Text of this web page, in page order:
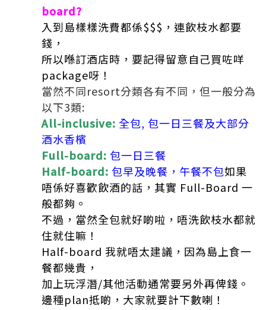
board?
入到島樣樣洗費都係$$$，連飲枝水都要
錢，
所以喺訂酒店時，要記得留意自己買咗咩
package呀！
當然不同resort分類各有不同，但一般分為
以下3類:
All-inclusive: 全包, 包一日三餐及大部分
酒水香檳
Full-board: 包一日三餐
Half-board: 包早及晚餐，午餐不包如果
唔係好喜歡飲酒的話，其實 Full-Board 一
般都夠。
不過，當然全包就好啲啦，唔洗飲枝水都就
住就住嘛！
Half-board 我就唔太建議，因為島上食一
餐都幾貴，
加上玩浮潛/其他活動通常要另外再俾錢。
邊種plan抵啲，大家就要計下數喇！